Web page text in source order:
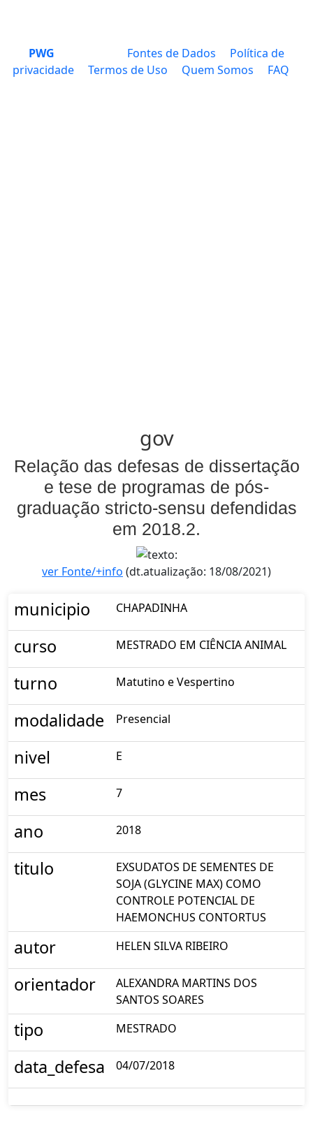
PWG Fontes de Dados
Política de
privacidade
Termos de Uso Quem Somos FAQ
gov
Relação das defesas de dissertação
e tese de programas de pós-
graduação stricto-sensu defendidas
em 2018.2.
ver Fonte/+info (dt.atualização: 18/08/2021)
municipio CHAPADINHA
curso MESTRADO EM CIÊNCIA ANIMAL
turno Matutino e Vespertino
modalidade Presencial
nivel E
mes 7
ano 2018
titulo
EXSUDATOS DE SEMENTES DE
SOJA (GLYCINE MAX) COMO
CONTROLE POTENCIAL DE
HAEMONCHUS CONTORTUS
autor HELEN SILVA RIBEIRO
orientador
ALEXANDRA MARTINS DOS
SANTOS SOARES
tipo MESTRADO
data_defesa 04/07/2018